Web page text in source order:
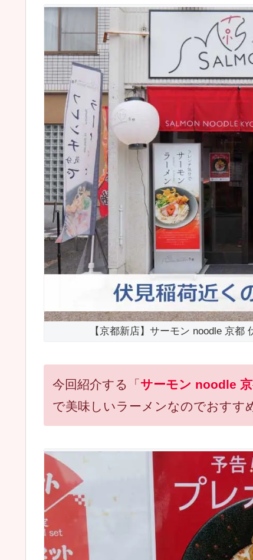
【京都新店】サーモン noodle 京
今回紹介する「 サーモン noodle
で美味しいラーメンなのでおすす